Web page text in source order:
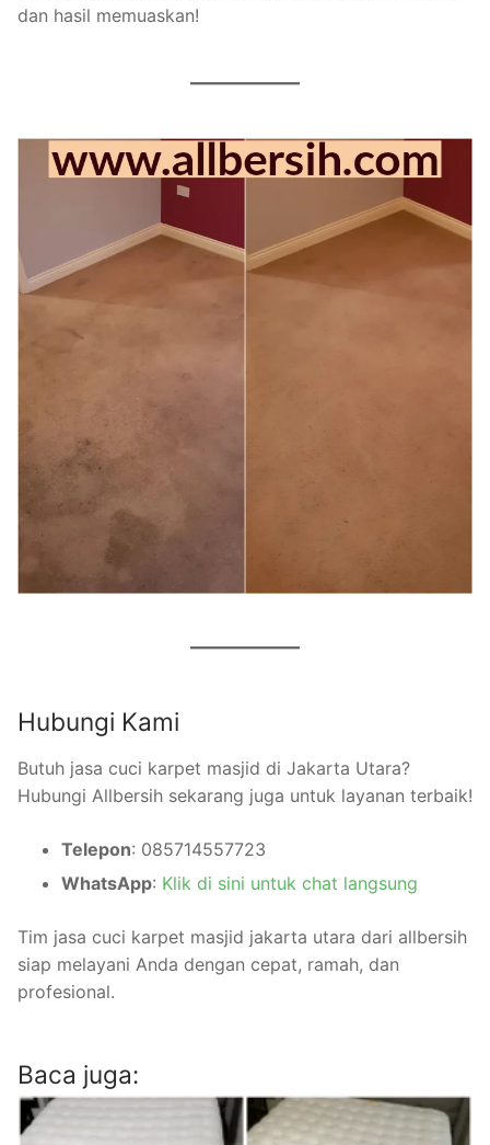
dan hasil memuaskan!
Hubungi Kami
Butuh jasa cuci karpet masjid di Jakarta Utara?
Hubungi Allbersih sekarang juga untuk layanan terbaik!
Telepon: 085714557723
WhatsApp: Klik di sini untuk chat langsung
Tim jasa cuci karpet masjid jakarta utara dari allbersih
siap melayani Anda dengan cepat, ramah, dan
profesional.
Baca juga: